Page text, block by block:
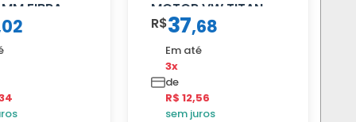
FIBRA
02
MOTOR VW TITAN
R$37,68
Em até
3x
de
R$ 12,56
sem juros